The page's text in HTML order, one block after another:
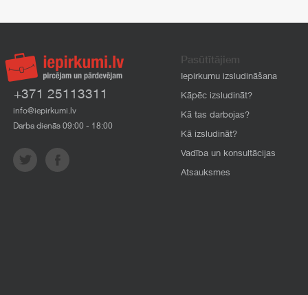
+371 25113311
info@iepirkumi.lv
Darba dienās 09:00 - 18:00
Pasūtītājiem
Iepirkumu izsludināšana
Kāpēc izsludināt?
Kā tas darbojas?
Kā izsludināt?
Vadība un konsultācijas
Atsauksmes